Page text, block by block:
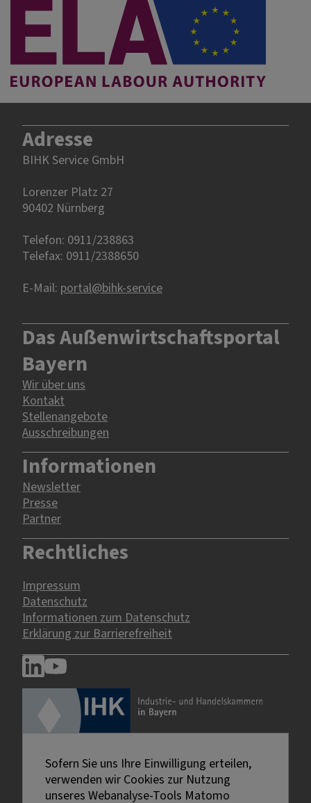
Adresse
BIHK Service GmbH
Lorenzer Platz 27
90402 Nürnberg‎‎
Telefon: 0911/238863
Telefax: 0911/2388650
E-Mail: portal@bihk-service
Das Außenwirtschaftsportal
Bayern
Wir über uns
Kontakt
Stellenangebote
Ausschreibungen
Informationen
Newsletter
Presse
Partner
Rechtliches
Impressum
Datenschutz
Informationen zum Datenschutz
Erklärung zur Barrierefreiheit
Sofern Sie uns Ihre Einwilligung erteilen,
verwenden wir Cookies zur Nutzung
unseres Webanalyse-Tools Matomo